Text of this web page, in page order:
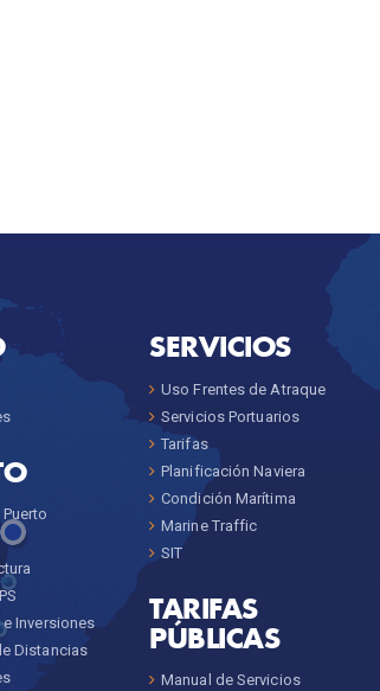
Inversiones
Distancias
SERVICIOS
Uso Frentes de Atraque
Servicios Portuarios
Tarifas
Planificación Naviera
Condición Marítima
Marine Traffic
SIT
TARIFAS
PÚBLICAS
Manual de Servicios